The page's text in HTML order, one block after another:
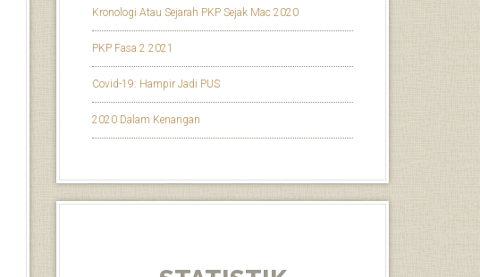
Kronologi Atau Sejarah PKP Sejak Mac 2020
PKP Fasa 2 2021
Covid-19: Hampir Jadi PUS
2020 Dalam Kenangan